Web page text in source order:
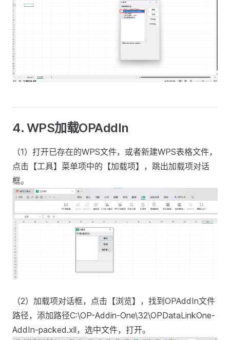
4. WPS加载OPAddIn
（1）打开已存在的WPS文件，或者新建WPS表格文件，
点击【工具】菜单项中的【加载项】，跳出加载项对话
框。
（2）加载项对话框，点击【浏览】，找到OPAddIn文件
路径，添加路径C:\OP-Addin-One\32\OPDataLinkOne-
AddIn-packed.xll，选中文件，打开。